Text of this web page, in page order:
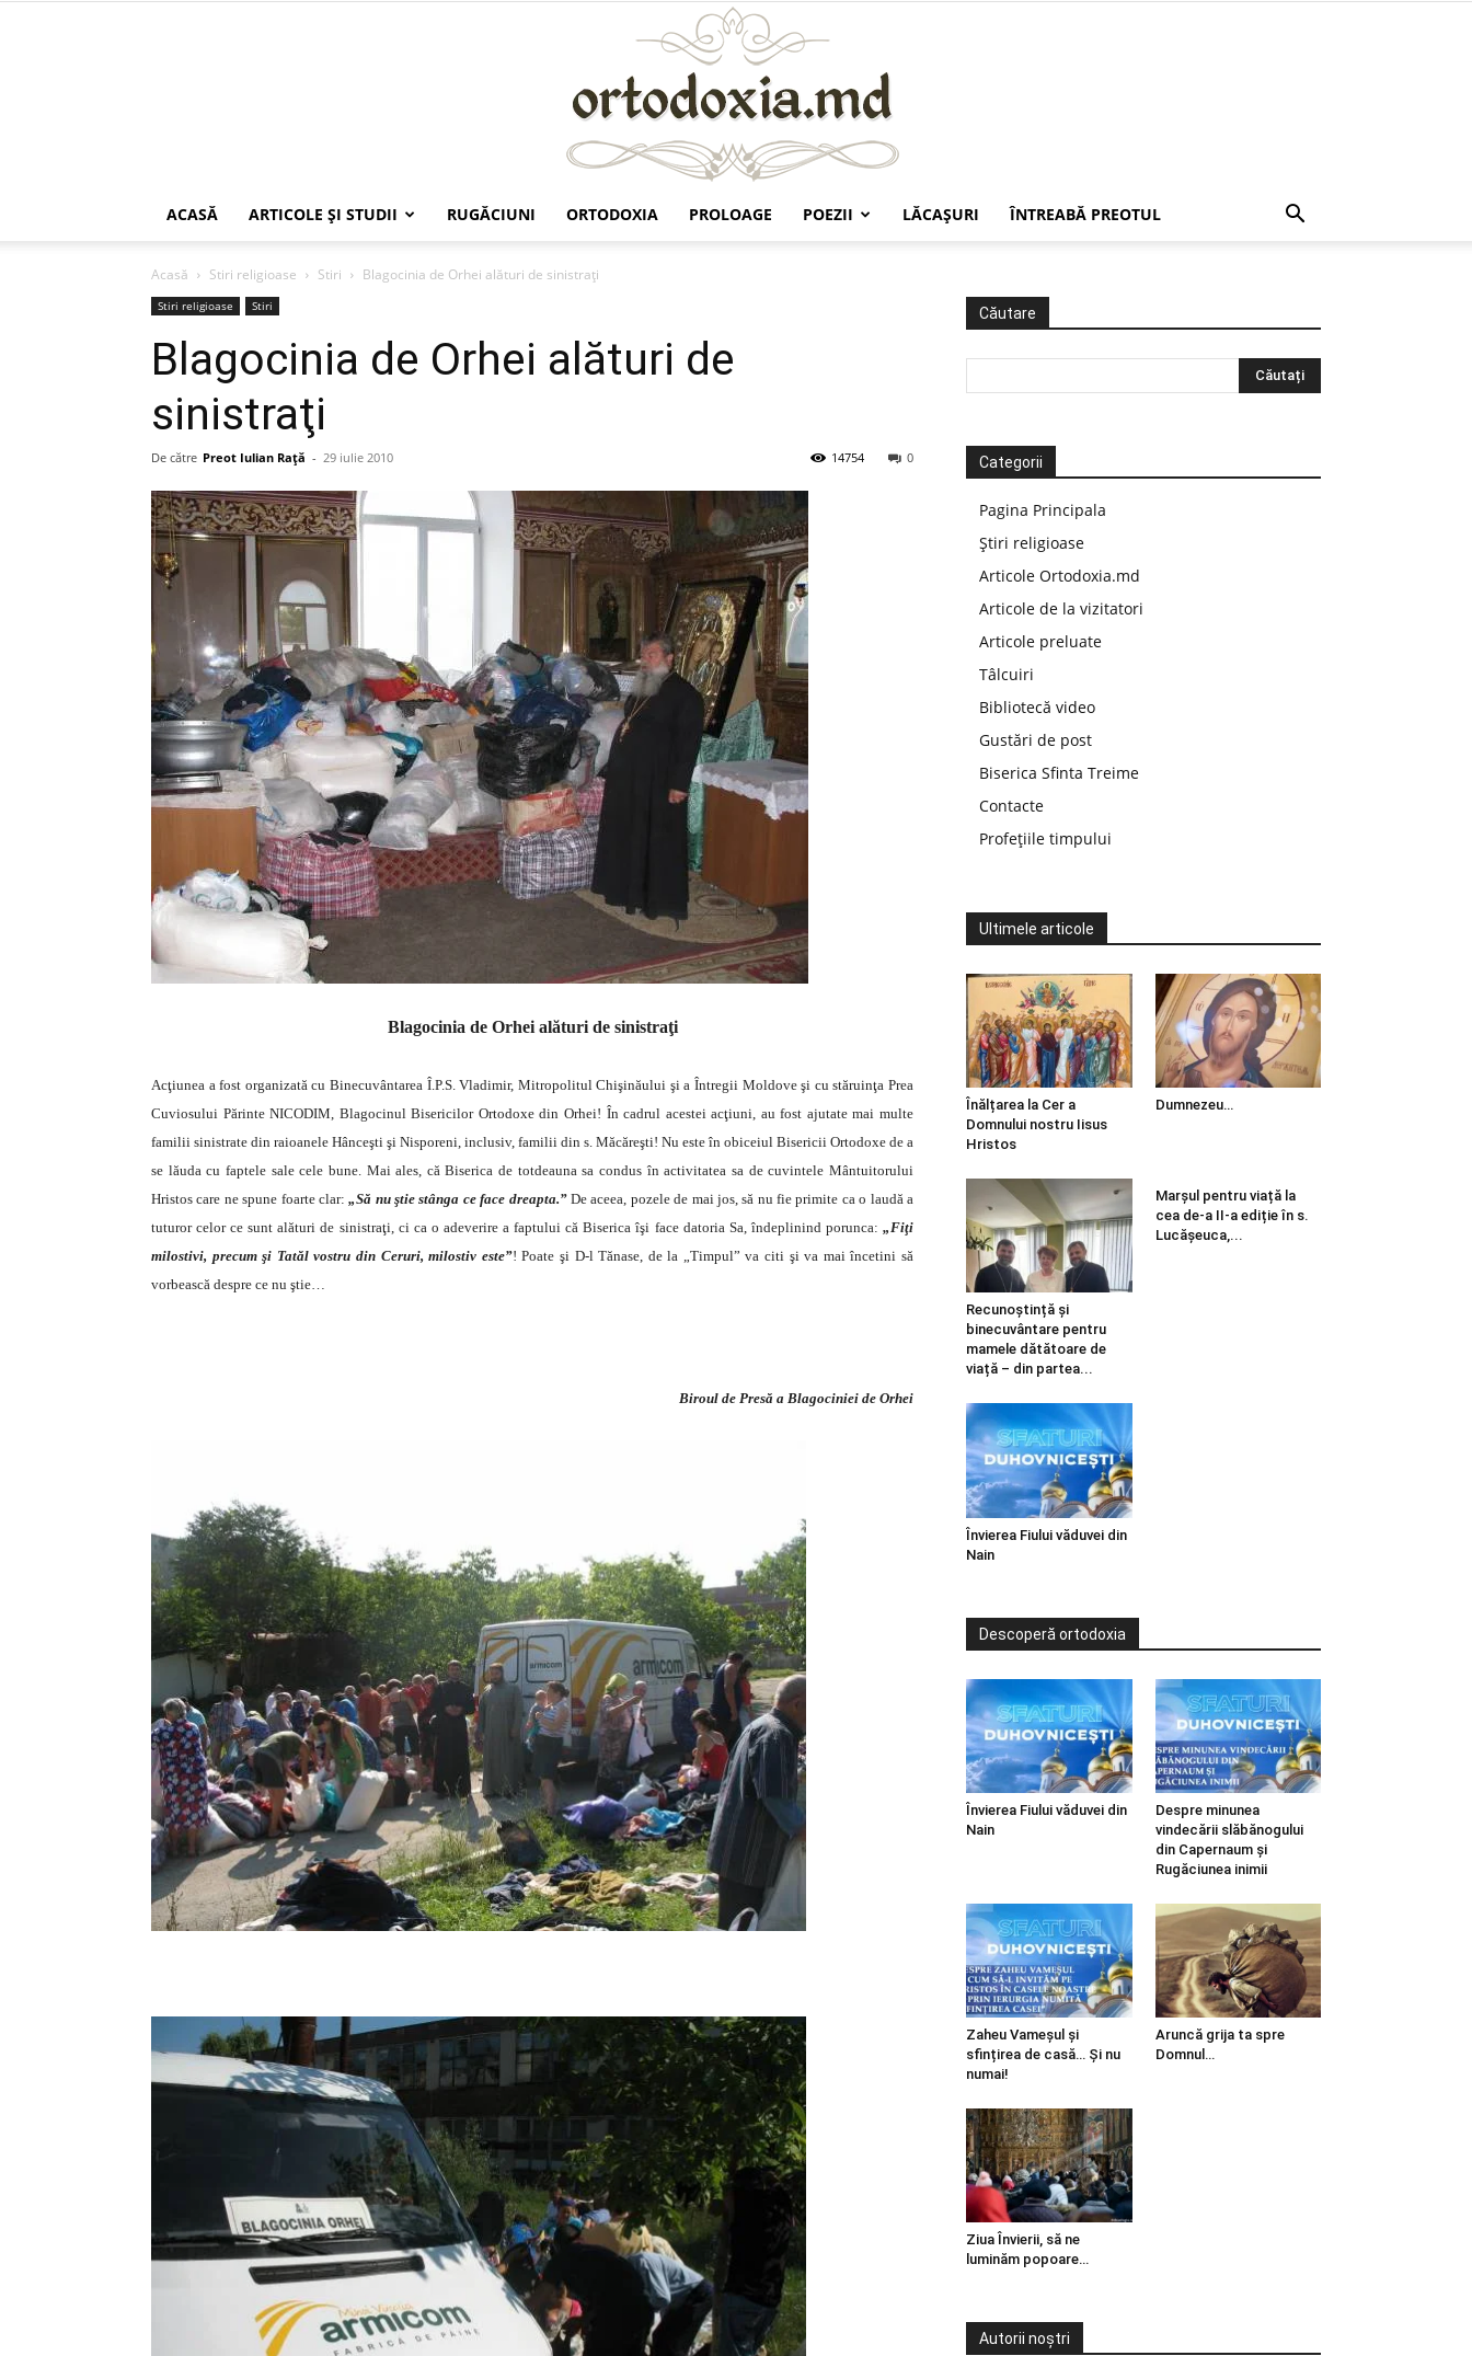
ACASĂ ARTICOLE ŞI STUDII RUGĂCIUNI ORTODOXIA PROLOAGE POEZII LĂCAŞURI ÎNTREABĂ PREOTUL
Acasă Stiri religioase Stiri Blagocinia de Orhei alături de sinistraţi
Stiri religioase Stiri
Blagocinia de Orhei alături de
sinistraţi
De către Preot Iulian Raţă - 29 iulie 2010 0
14754
Blagocinia de Orhei alături de sinistraţi
Acţiunea a fost organizată cu Binecuvântarea Î.P.S. Vladimir, Mitropolitul Chişinăului şi a Întregii Moldove şi cu stăruinţa Prea
Cuviosului Părinte NICODIM, Blagocinul Bisericilor Ortodoxe din Orhei! În cadrul acestei acţiuni, au fost ajutate mai multe
familii sinistrate din raioanele Hânceşti şi Nisporeni, inclusiv, familii din s. Măcăreşti! Nu este în obiceiul Bisericii Ortodoxe de a
se lăuda cu faptele sale cele bune. Mai ales, că Biserica de totdeauna sa condus în activitatea sa de cuvintele Mântuitorului
Hristos care ne spune foarte clar:„Să nu ştie stânga ce face dreapta.”De aceea, pozele de mai jos, să nu fie primite ca o laudă a
tuturor celor ce sunt alături de sinistraţi, ci ca o adeverire a faptului că Biserica îşi face datoria Sa, îndeplinind porunca: „Fiţi
milostivi, precum şi Tatăl vostru din Ceruri, milostiv este”! Poate şi D-l Tănase, de la „Timpul” va citi şi va mai încetini să
vorbească despre ce nu ştie…
Biroul de Presă a Blagociniei de Orhei
Căutare
Categorii
Pagina Principala
Știri religioase
Articole Ortodoxia.md
Articole de la vizitatori
Articole preluate
Tâlcuiri
Bibliotecă video
Gustări de post
Biserica Sfinta Treime
Contacte
Profețiile timpului
Ultimele articole
Înălțarea la Cer a
Domnului nostru Iisus
Hristos
Dumnezeu…
Recunoștință și
binecuvântare pentru
mamele dătătoare de
viață – din partea...
Marșul pentru viață la
cea de-a II-a ediție în s.
Lucășeuca,...
Învierea Fiului văduvei din
Nain
Descoperă ortodoxia
Învierea Fiului văduvei din
Nain
Despre minunea
vindecării slăbănogului
din Capernaum și
Rugăciunea inimii
Zaheu Vameșul și
sfințirea de casă… Și nu
numai!
Aruncă grija ta spre
Domnul…
Ziua Învierii, să ne
luminăm popoare…
Autorii noștri